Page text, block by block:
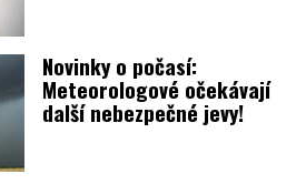
Novinky o počasí:
Meteorologové očekávají
další nebezpečné jevy!